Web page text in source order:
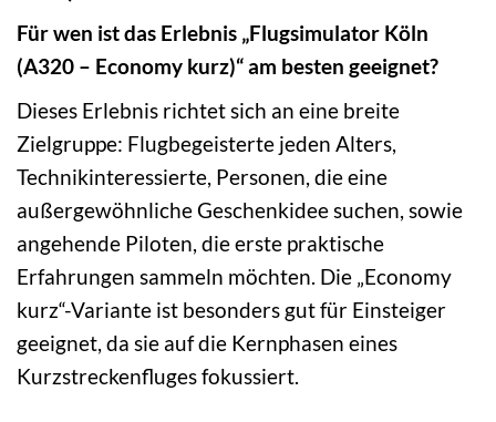
Für wen ist das Erlebnis „Flugsimulator Köln
(A320 – Economy kurz)“ am besten geeignet?
Dieses Erlebnis richtet sich an eine breite
Zielgruppe: Flugbegeisterte jeden Alters,
Technikinteressierte, Personen, die eine
außergewöhnliche Geschenkidee suchen, sowie
angehende Piloten, die erste praktische
Erfahrungen sammeln möchten. Die „Economy
kurz“-Variante ist besonders gut für Einsteiger
geeignet, da sie auf die Kernphasen eines
Kurzstreckenfluges fokussiert.